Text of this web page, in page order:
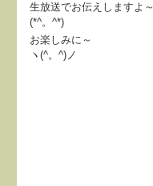
生放送でお伝えしますよ～
(*^。^*)
お楽しみに～
ヽ(^。^)ノ